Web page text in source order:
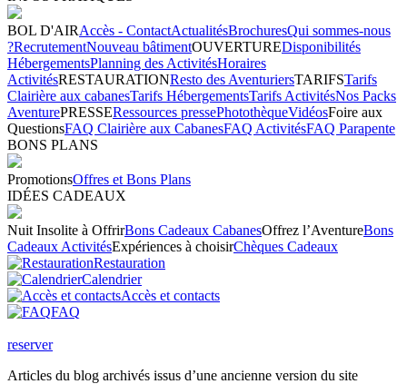
BOL D'AIRAccès - ContactActualitésBrochuresQui sommes-nous
?RecrutementNouveau bâtimentOUVERTUREDisponibilités
HébergementsPlanning des ActivitésHoraires
ActivitésRESTAURATIONResto des AventuriersTARIFSTarifs
Clairière aux cabanesTarifs HébergementsTarifs ActivitésNos Packs
AventurePRESSERessources pressePhotothèqueVidéosFoire aux
QuestionsFAQ Clairière aux CabanesFAQ ActivitésFAQ Parapente
BONS PLANS
PromotionsOffres et Bons Plans
IDÉES CADEAUX
Nuit Insolite à OffrirBons Cadeaux CabanesOffrez l’AventureBons
Cadeaux ActivitésExpériences à choisirChèques Cadeaux
Restauration
Calendrier
Accès et contacts
FAQ
reserver
Articles du blog archivés issus d’une ancienne version du site